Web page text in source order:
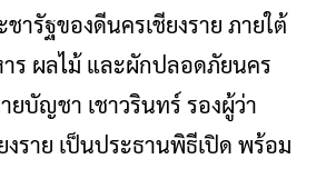
ารัฐของดีนครเชียงราย ภายใต้
ร ผลไม้ และผักปลอดภัยนคร
ยบัญชา เชาวรินทร์ รองผู้ว่า
งราย เป็นประธานพิธีเปิด พร้อม